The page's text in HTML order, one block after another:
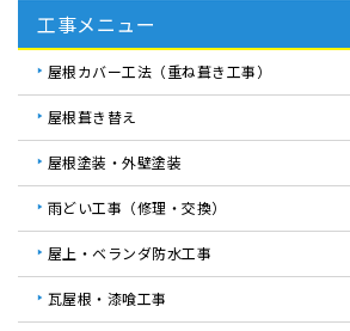
工事メニュー
屋根カバー工法（重ね葺き工事）
屋根葺き替え
屋根塗装・外壁塗装
雨どい工事（修理・交換）
屋上・ベランダ防水工事
瓦屋根・漆喰工事